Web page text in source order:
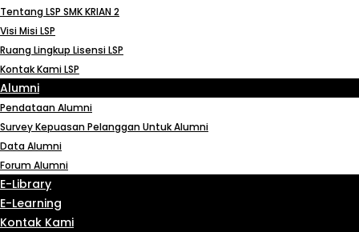
Tentang LSP SMK KRIAN 2
Visi Misi LSP
Ruang Lingkup Lisensi LSP
Kontak Kami LSP
Alumni
Pendataan Alumni
Survey Kepuasan Pelanggan Untuk Alumni
Data Alumni
Forum Alumni
E-Library
E-Learning
Kontak Kami